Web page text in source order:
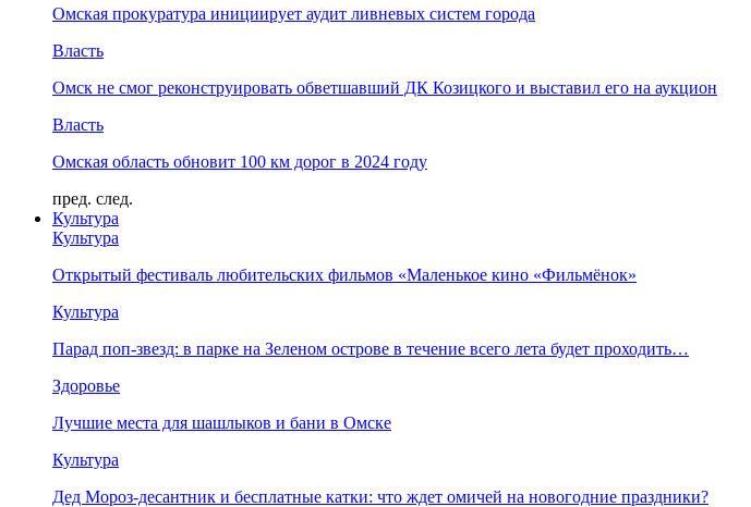
Омская прокуратура инициирует аудит ливневых систем города
Власть
Омск не смог реконструировать обветшавший ДК Козицкого и выставил его на аукцион
Власть
Омская область обновит 100 км дорог в 2024 году
пред. след.
Культура
Культура
Открытый фестиваль любительских фильмов «Маленькое кино «Фильмёнок»
Культура
Парад поп-звезд: в парке на Зеленом острове в течение всего лета будет проходить…
Здоровье
Лучшие места для шашлыков и бани в Омске
Культура
Дед Мороз-десантник и бесплатные катки: что ждет омичей на новогодние праздники?